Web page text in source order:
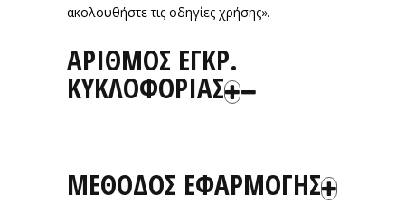
ακολουθήστε τις οδηγίες χρήσης».
ΑΡΙΘΜΟΣ ΕΓΚΡ.
ΚΥΚΛΟΦΟΡΙΑΣ
ΜΕΘΟΔΟΣ ΕΦΑΡΜΟΓΗΣ